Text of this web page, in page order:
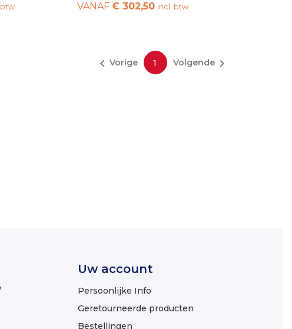
btw VANAF€ 302,50 incl. btw
 Vorige 1 Volgende 
Uw account
Persoonlijke Info
Geretourneerde producten
Bestellingen